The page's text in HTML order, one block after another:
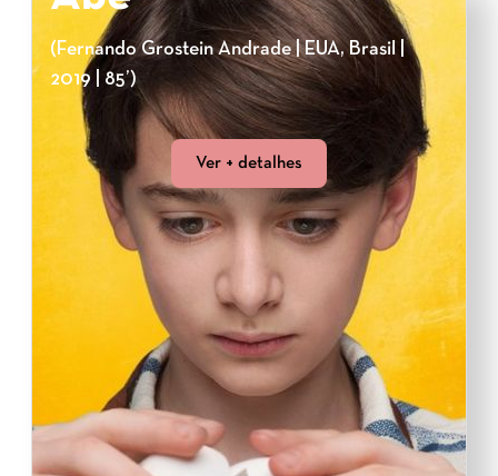
(Fernando Grostein Andrade | EUA, Brasil |
2019 | 85’)
Ver + detalhes